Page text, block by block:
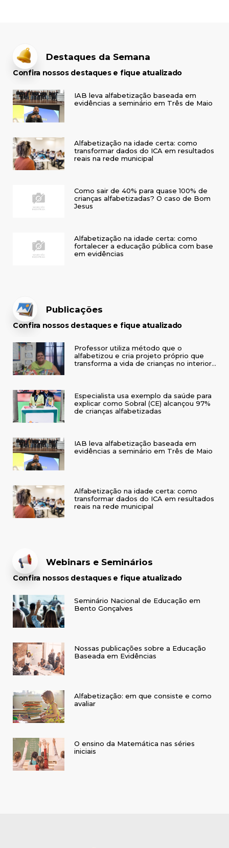
Destaques da Semana
Confira nossos destaques e fique atualizado
IAB leva alfabetização baseada em
evidências a seminário em Três de Maio
Alfabetização na idade certa: como
transformar dados do ICA em resultados
reais na rede municipal
Como sair de 40% para quase 100% de
crianças alfabetizadas? O caso de Bom
Jesus
Alfabetização na idade certa: como
fortalecer a educação pública com base
em evidências
Publicações
Confira nossos destaques e fique atualizado
Professor utiliza método que o
alfabetizou e cria projeto próprio que
transforma a vida de crianças no interior
Especialista usa exemplo da saúde para
explicar como Sobral (CE) alcançou 97%
de crianças alfabetizadas
IAB leva alfabetização baseada em
evidências a seminário em Três de Maio
Alfabetização na idade certa: como
transformar dados do ICA em resultados
reais na rede municipal
Webinars e Seminários
Confira nossos destaques e fique atualizado
Seminário Nacional de Educação em
Bento Gonçalves
Nossas publicações sobre a Educação
Baseada em Evidências
Alfabetização: em que consiste e como
avaliar
O ensino da Matemática nas séries
iniciais